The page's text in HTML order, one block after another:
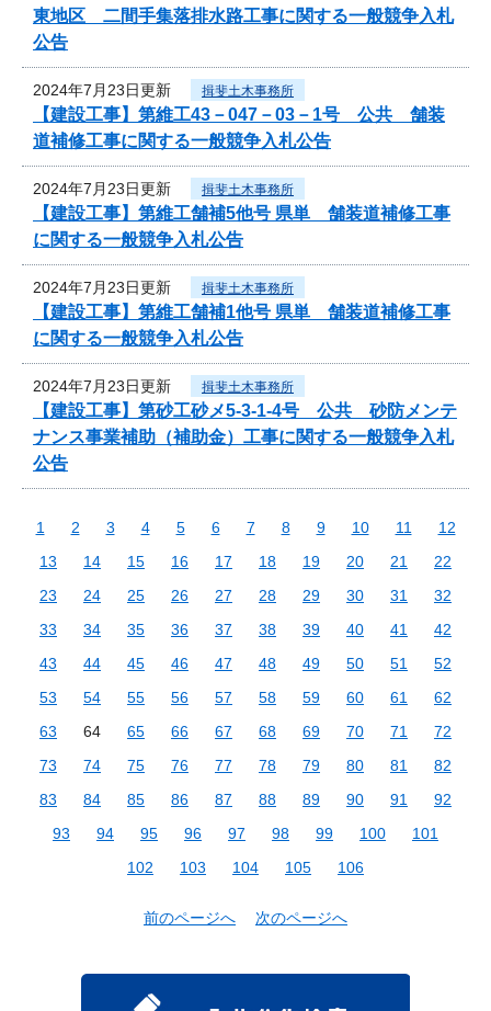
東地区 二間手集落排水路工事に関する一般競争入札
公告
2024年7月23日更新 揖斐土木事務所
【建設工事】第維工43－047－03－1号 公共 舗装
道補修工事に関する一般競争入札公告
2024年7月23日更新 揖斐土木事務所
【建設工事】第維工舗補5他号 県単 舗装道補修工事
に関する一般競争入札公告
2024年7月23日更新 揖斐土木事務所
【建設工事】第維工舗補1他号 県単 舗装道補修工事
に関する一般競争入札公告
2024年7月23日更新 揖斐土木事務所
【建設工事】第砂工砂メ5-3-1-4号 公共 砂防メンテ
ナンス事業補助（補助金）工事に関する一般競争入札
公告
1 2 3 4 5 6 7 8 9 10 11
12
13
14 15 16 17 18 19 20 21
22
23
24 25 26 27 28 29 30 31
32
33
34 35 36 37 38 39 40 41
42
43
44 45 46 47 48 49 50 51
52
53
54 55 56 57 58 59 60 61
62
63
64 65 66 67 68 69 70 71
72
73
74 75 76 77 78 79 80 81
82
83
84 85 86 87 88 89 90 91
92
93
94 95 96 97 98 99 100
101
102
103 104 105 106
前のページへ 次のページへ